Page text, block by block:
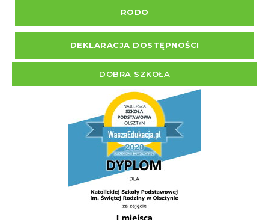
RODO
DEKLARACJA DOSTĘPNOŚCI
DOBRA SZKOŁA